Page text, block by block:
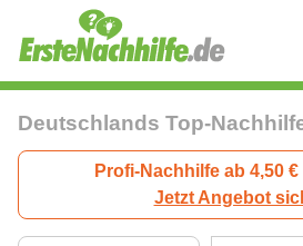
Deutschlands Top-
Profi-Nachhilfe ab 4,50
Jetzt Angebot